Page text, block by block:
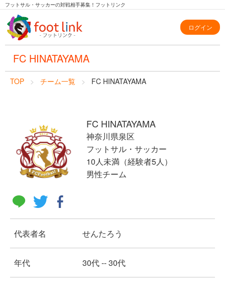
フットサル・サッカーの対戦相手募集！フットリンク
ログイン
FC HINATAYAMA
TOP チーム一覧 FC HINATAYAMA
FC HINATAYAMA
神奈川県泉区
フットサル・サッカー
10人未満（経験者5人）
男性チーム
代表者名 せんたろう
年代 30代 -- 30代